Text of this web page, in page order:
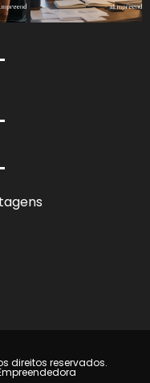
direitos reservados.